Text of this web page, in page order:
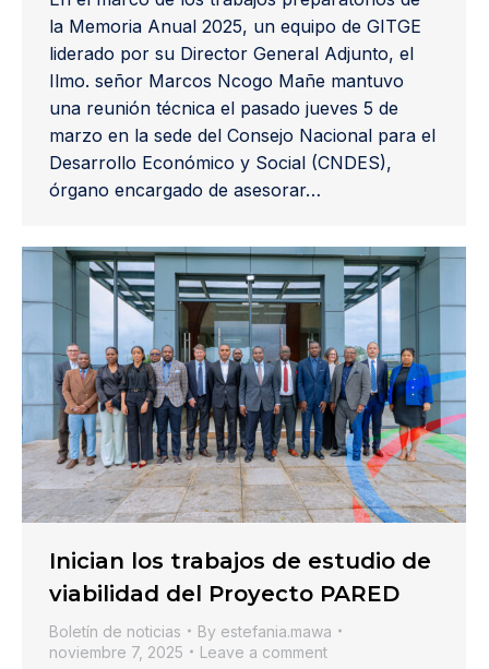
la Memoria Anual 2025, un equipo de GITGE
liderado por su Director General Adjunto, el
Ilmo. señor Marcos Ncogo Mañe mantuvo
una reunión técnica el pasado jueves 5 de
marzo en la sede del Consejo Nacional para el
Desarrollo Económico y Social (CNDES),
órgano encargado de asesorar…
Inician los trabajos de estudio de
viabilidad del Proyecto PARED
Boletín de noticias By estefania.mawa
noviembre 7, 2025
Leave a comment